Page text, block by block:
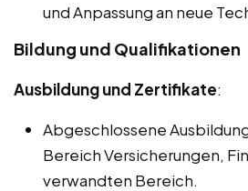
und Anpassung an neue
Bildung und Qualifikationen
Ausbildung und Zertifikate:
Abgeschlossene
Bereich Versicherungen,
verwandten Bereich.